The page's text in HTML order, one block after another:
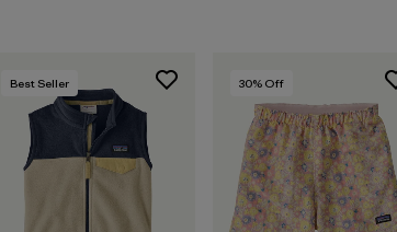
Best Seller 30% Off